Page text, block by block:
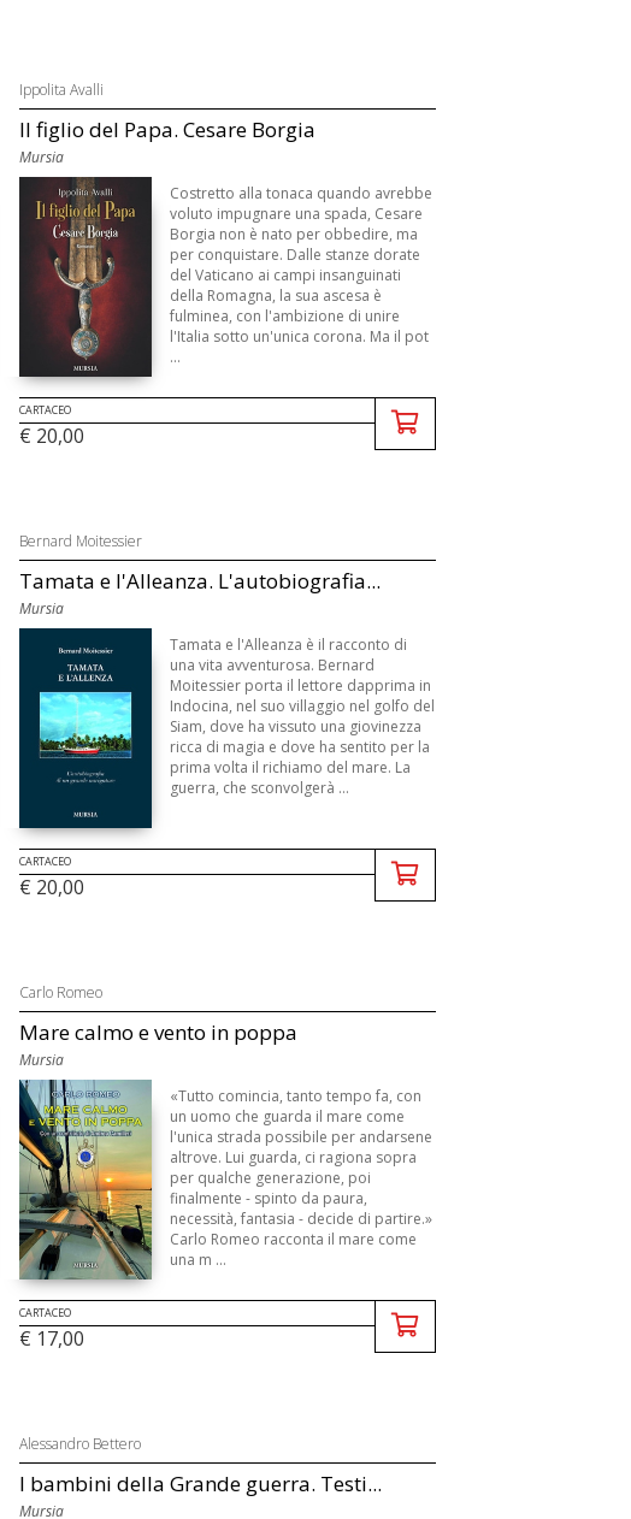
Ippolita Avalli
Il figlio del Papa. Cesare Borgia
Mursia
Costretto alla tonaca quando avrebbe
voluto impugnare una spada, Cesare
Borgia non è nato per obbedire, ma
per conquistare. Dalle stanze dorate
del Vaticano ai campi insanguinati
della Romagna, la sua ascesa è
fulminea, con l'ambizione di unire
l'Italia sotto un'unica corona. Ma il pot
...
CARTACEO
€ 20,00
Bernard Moitessier
Tamata e l'Alleanza. L'autobiografia...
Mursia
Tamata e l'Alleanza è il racconto di
una vita avventurosa. Bernard
Moitessier porta il lettore dapprima in
Indocina, nel suo villaggio nel golfo del
Siam, dove ha vissuto una giovinezza
ricca di magia e dove ha sentito per la
prima volta il richiamo del mare. La
guerra, che sconvolgerà ...
CARTACEO
€ 20,00
Carlo Romeo
Mare calmo e vento in poppa
Mursia
«Tutto comincia, tanto tempo fa, con
un uomo che guarda il mare come
l'unica strada possibile per andarsene
altrove. Lui guarda, ci ragiona sopra
per qualche generazione, poi
finalmente - spinto da paura,
necessità, fantasia - decide di partire.»
Carlo Romeo racconta il mare come
una m ...
CARTACEO
€ 17,00
Alessandro Bettero
I bambini della Grande guerra. Testi...
Mursia